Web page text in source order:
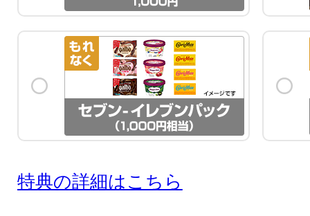
特典の詳細はこちら